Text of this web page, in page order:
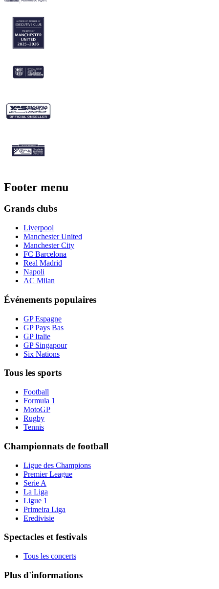
Footer menu
Grands clubs
Liverpool
Manchester United
Manchester City
FC Barcelona
Real Madrid
Napoli
AC Milan
Événements populaires
GP Espagne
GP Pays Bas
GP Italie
GP Singapour
Six Nations
Tous les sports
Football
Formula 1
MotoGP
Rugby
Tennis
Championnats de football
Ligue des Champions
Premier League
Serie A
La Liga
Ligue 1
Primeira Liga
Eredivisie
Spectacles et festivals
Tous les concerts
Plus d'informations